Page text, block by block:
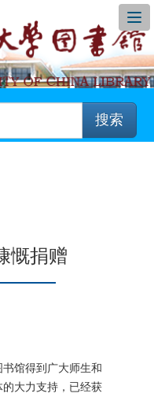
搜索
慨捐赠
馆得到广大师生和
大力支持，已经获